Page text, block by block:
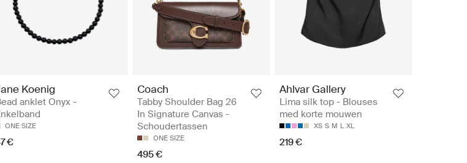
Koenig
anklet Onyx -
ONE SIZE
€
Coach
Tabby Shoulder Bag 26
In Signature Canvas -
Schoudertassen
ONE SIZE
495 €
Ahlvar Gallery
Lima silk top - Blouses
med korte mouwen
XS S M L XL
219 €